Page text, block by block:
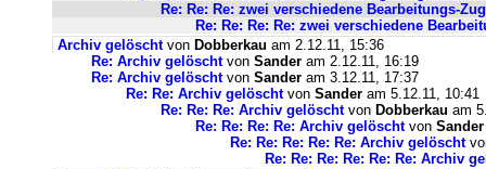
Re: Re: Re: zwei verschiedene Bearbeitungs-
Re: Re: Re: Re: zwei verschiedene
Archiv gelöschtvon Dobberkau am 2.12.11, 15:36
Re: Archiv gelöschtvon Sander am 2.12.11, 16:19
Re: Archiv gelöschtvon Sander am 3.12.11, 17:37
Re: Re: Archiv gelöschtvon Sander am 5.12.11, 10:41
Re: Re: Re: Archiv gelöschtvon Dobberkau am
Re: Re: Re: Re: Archiv gelöschtvon Sander
Re: Re: Re: Re: Re: Archiv gelöscht
Re: Re: Re: Re: Re: Re: Archiv